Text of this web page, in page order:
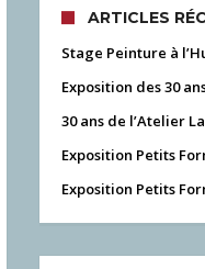
ARTICLES
Stage Peinture à
Exposition des 30
30 ans de l’Atelier
Exposition Petits
Exposition Petits